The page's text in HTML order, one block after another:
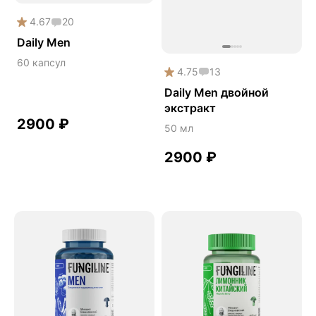
Онколинейка
Онкопротектор
Орех чёрный
Поддержка иммунитета
Противовирусное
Противовоспалительное
Расторопша
СДВГ
4.67 20
Daily Men
60 капсул
2900 ₽
4.75 13
Daily Men двойной
экстракт
50 мл
2900 ₽